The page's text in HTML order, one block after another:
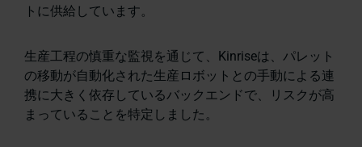
トに供給しています。
生産工程の慎重な監視を通じて、Kinriseは、パレット
の移動が自動化された生産ロボットとの手動による連
携に大きく依存しているバックエンドで、リスクが高
まっていることを特定しました。